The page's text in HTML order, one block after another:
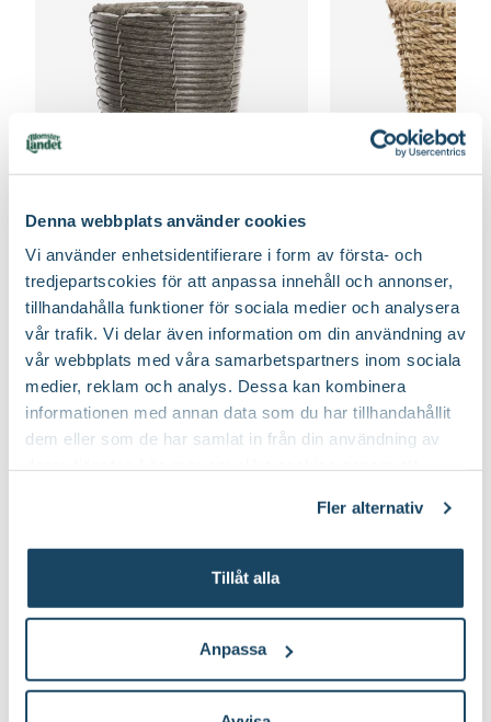
Denna webbplats använder cookies
Vi använder enhetsidentifierare i form av första- och
tredjepartscokies för att anpassa innehåll och annonser,
tillhandahålla funktioner för sociala medier och analysera
vår trafik. Vi delar även information om din användning av
vår webbplats med våra samarbetspartners inom sociala
medier, reklam och analys. Dessa kan kombinera
informationen med annan data som du har tillhandahållit
dem eller som de har samlat in från din användning av
Fler alternativ
Tillåt alla
Anpassa
Förpackningsantal 10 st i förpackningen
Utmärkande egenskaper För pollinatörer
Från Sverige Vad betyder märkningen?
Ursprung kulturursprung
Art nr 295217
Jordprodukter Yrkesodlarjord
Korgkruka Elton
Välj butik
Online
Slut i lager
Till Produkten
till Korgkruka Elton produktsida
Från 5990
Välj butik
Online
Till